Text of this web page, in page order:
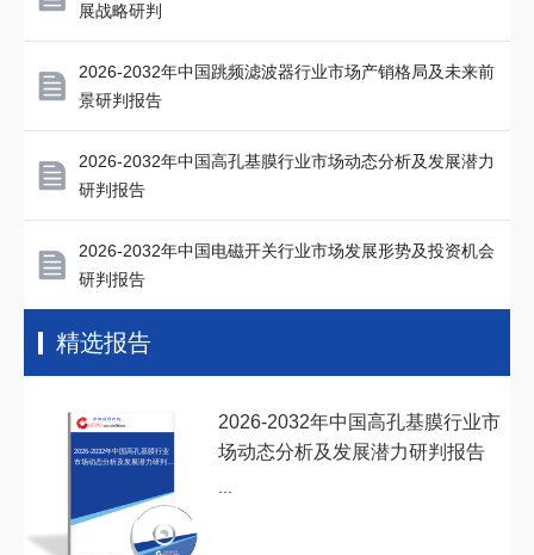
展战略研判
2026-2032年中国跳频滤波器行业市场产销格局及未来前
景研判报告
2026-2032年中国高孔基膜行业市场动态分析及发展潜力
研判报告
2026-2032年中国电磁开关行业市场发展形势及投资机会
研判报告
精选报告
2026-2032年中国高孔基膜行业
市场动态分析及发展潜力研判报
2026-2032年中国高孔基膜行业市
场动态分析及发展潜力研判报告